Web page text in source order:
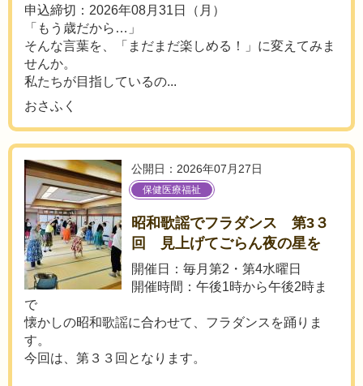
申込締切：2026年08月31日（月）
「もう歳だから…」
そんな言葉を、「まだまだ楽しめる！」に変えてみま
せんか。
私たちが目指しているの...
おさふく
公開日：2026年07月27日
保健医療福祉
昭和歌謡でフラダンス 第3３
回 見上げてごらん夜の星を
開催日：毎月第2・第4水曜日
開催時間：午後1時から午後2時ま
で
懐かしの昭和歌謡に合わせて、フラダンスを踊りま
す。
今回は、第３３回となります。